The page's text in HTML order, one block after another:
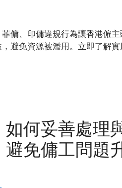
傭、印傭違規行為讓香港僱
避免資源被濫用。立即了解實
如何妥善處理
免傭工問題